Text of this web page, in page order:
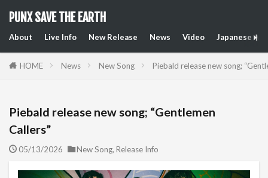
PUNX SAVE THE EARTH
About Live Info New Release News Video Japanese
HOME News New Song Piebald release new song;
Piebald release new song; “Gentlemen
Callers”
05/13/2026 New Song, Release Info